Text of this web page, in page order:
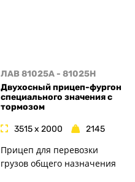
ЛАВ 81025A - 81025H
Двухосный прицеп-фургон
специального значения с
тормозом
3515 x 2000 2145
Прицеп для перевозки
грузов общего назначения